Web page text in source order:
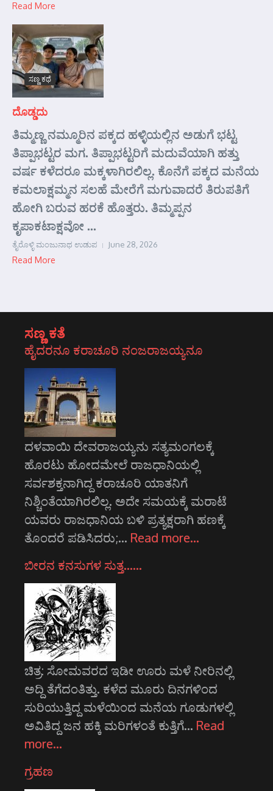
Read More
ಸಣ್ಣ ಕಥೆ
ದೊಡ್ಡದು
ತಿಮ್ಮಣ್ಣ ನಮ್ಮೂರಿನ ಪಕ್ಕದ ಹಳ್ಳಿಯಲ್ಲಿನ ಅಡುಗೆ ಭಟ್ಟ
ತಿಪ್ಪಾಭಟ್ಟರ ಮಗ. ತಿಪ್ಪಾಭಟ್ಟರಿಗೆ ಮದುವೆಯಾಗಿ ಹತ್ತು
ವರ್ಷ ಕಳೆದರೂ ಮಕ್ಕಳಾಗಿರಲಿಲ್ಲ. ಕೊನೆಗೆ ಪಕ್ಕದ ಮನೆಯ
ಕಮಲಾಕ್ಷಮ್ಮನ ಸಲಹೆ ಮೇರೆಗೆ ಮಗುವಾದರೆ ತಿರುಪತಿಗೆ
ಹೋಗಿ ಬರುವ ಹರಕೆ ಹೊತ್ತರು. ತಿಮ್ಮಪ್ಪನ
ಕೃಪಾಕಟಾಕ್ಷವೋ ...
ತೈರೊಳ್ಳಿ ಮಂಜುನಾಥ ಉಡುಪ June 28, 2026
Read More
ಸಣ್ಣ ಕತೆ
ಹೈದರನೂ ಕರಾಚೂರಿ ನಂಜರಾಜಯ್ಯನೂ
ದಳವಾಯಿ ದೇವರಾಜಯ್ಯನು ಸತ್ಯಮಂಗಲಕ್ಕೆ
ಹೊರಟು ಹೋದಮೇಲೆ ರಾಜಧಾನಿಯಲ್ಲಿ
ಸರ್ವಶಕ್ತನಾಗಿದ್ದ ಕರಾಚೂರಿ ಯಾತನಿಗೆ
ನಿಶ್ಚಿಂತೆಯಾಗಿರಲಿಲ್ಲ. ಅದೇ ಸಮಯಕ್ಕೆ ಮರಾಟೆ
ಯವರು ರಾಜಧಾನಿಯ ಬಳಿ ಪ್ರತ್ಯಕ್ಷರಾಗಿ ಹಣಕ್ಕೆ
ತೊಂದರೆ ಪಡಿಸಿದರು;… Read more…
ಬೀರನ ಕನಸುಗಳ ಸುತ್ತ……
ಚಿತ್ರ: ಸೋಮವರದ ಇಡೀ ಊರು ಮಳೆ ನೀರಿನಲ್ಲಿ
ಅದ್ದಿ ತೆಗೆದಂತಿತ್ತು. ಕಳೆದ ಮೂರು ದಿನಗಳಿಂದ
ಸುರಿಯುತ್ತಿದ್ದ ಮಳೆಯಿಂದ ಮನೆಯ ಗೂಡುಗಳಲ್ಲಿ
ಅವಿತಿದ್ದ ಜನ ಹಕ್ಕಿ ಮರಿಗಳಂತೆ ಕುತ್ತಿಗೆ… Read
more…
ಗ್ರಹಣ